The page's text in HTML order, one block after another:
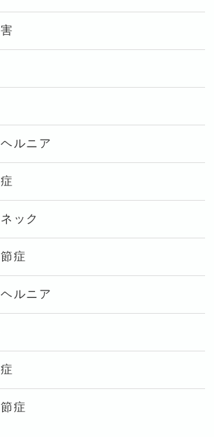
ルニア
ック
症
ルニア
症